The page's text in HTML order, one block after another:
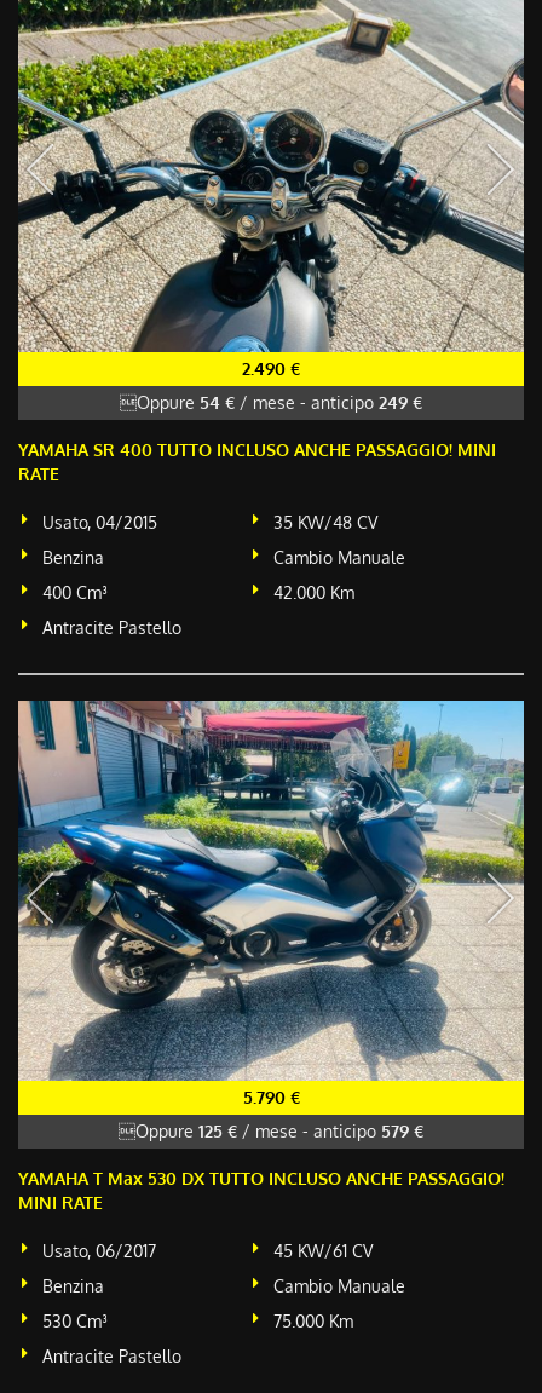
2.490 €
Oppure 54 € / mese - anticipo 249 €
YAMAHA SR 400 TUTTO INCLUSO ANCHE PASSAGGIO! MINI
RATE
Usato, 04/2015
35 KW/48 CV
Benzina
Cambio Manuale
400 Cm³
42.000 Km
Antracite Pastello
5.790 €
Oppure 125 € / mese - anticipo 579 €
YAMAHA T Max 530 DX TUTTO INCLUSO ANCHE PASSAGGIO!
MINI RATE
Usato, 06/2017
45 KW/61 CV
Benzina
Cambio Manuale
530 Cm³
75.000 Km
Antracite Pastello